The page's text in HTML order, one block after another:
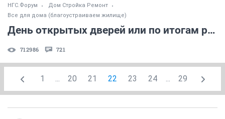
НГС.Форум
Дом Стройка Ремонт
Все для дома (благоустраиваем жилище)
День открытых дверей или по итогам ремонта! (часть 3)
712986 721
1 ... 20 21 22 23 24 ... 29